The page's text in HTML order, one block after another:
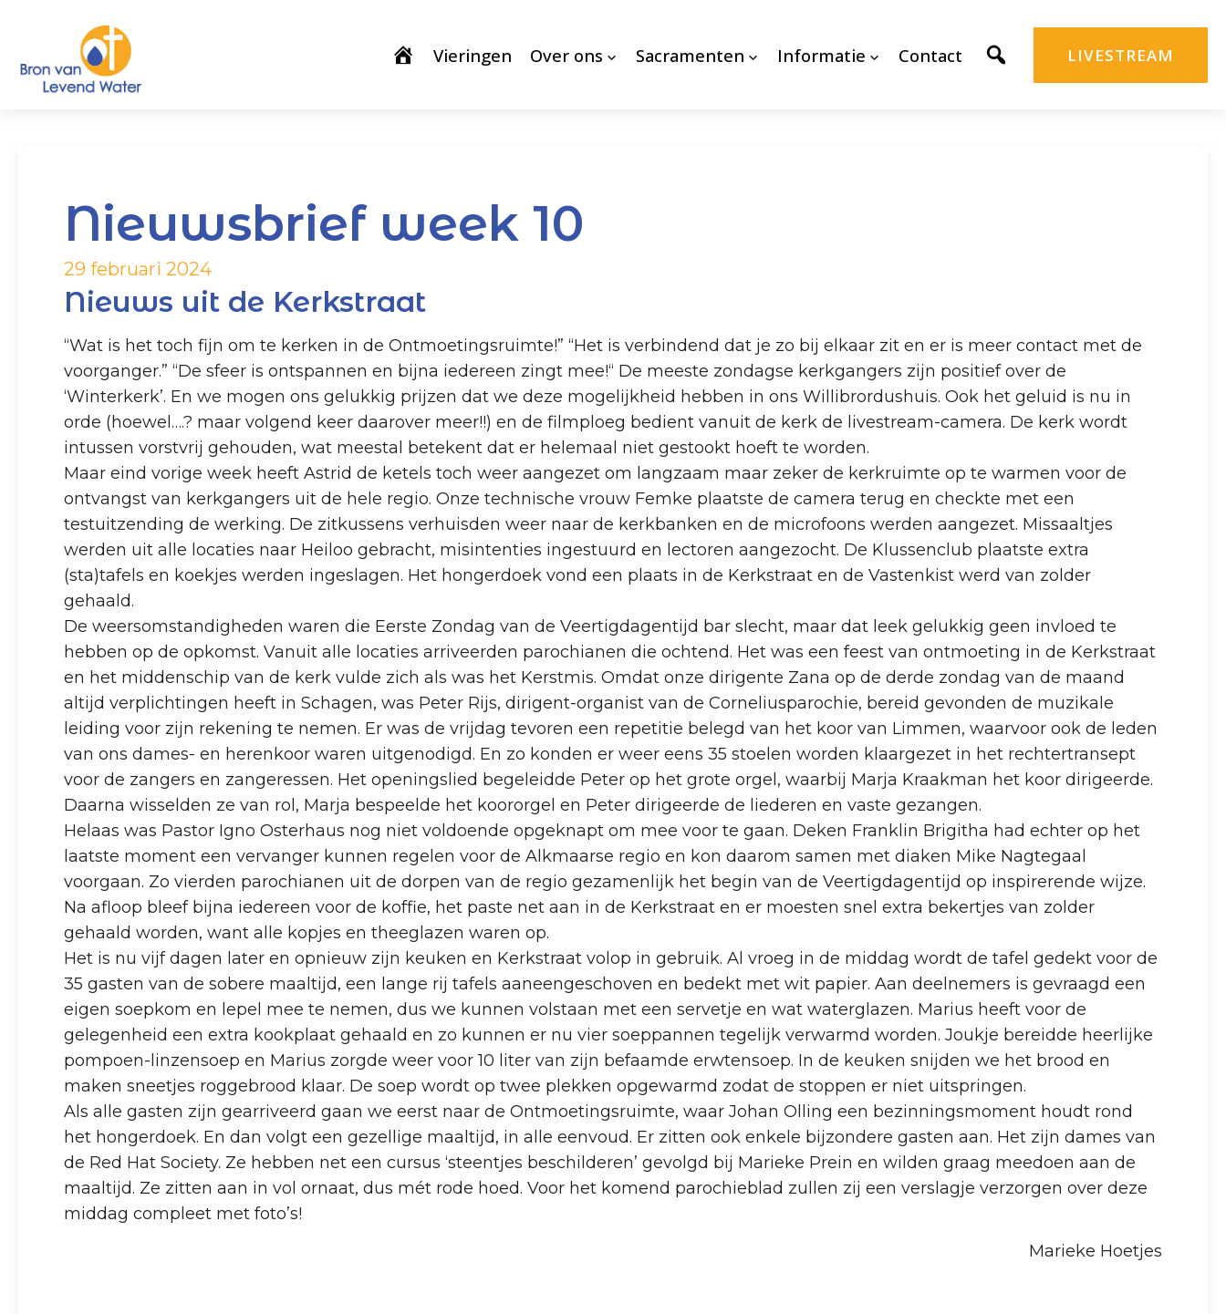
Vieringen Over ons Sacramenten Informatie Contact LIVESTREAM
Nieuwsbrief week 10
29 februari 2024
Nieuws uit de Kerkstraat
“Wat is het toch fijn om te kerken in de Ontmoetingsruimte!” “Het is verbindend dat je zo bij elkaar zit en er is meer contact met de
voorganger.” “De sfeer is ontspannen en bijna iedereen zingt mee!“ De meeste zondagse kerkgangers zijn positief over de
‘Winterkerk’. En we mogen ons gelukkig prijzen dat we deze mogelijkheid hebben in ons Willibrordushuis. Ook het geluid is nu in
orde (hoewel….? maar volgend keer daarover meer!!) en de filmploeg bedient vanuit de kerk de livestream-camera. De kerk wordt
intussen vorstvrij gehouden, wat meestal betekent dat er helemaal niet gestookt hoeft te worden.
Maar eind vorige week heeft Astrid de ketels toch weer aangezet om langzaam maar zeker de kerkruimte op te warmen voor de
ontvangst van kerkgangers uit de hele regio. Onze technische vrouw Femke plaatste de camera terug en checkte met een
testuitzending de werking. De zitkussens verhuisden weer naar de kerkbanken en de microfoons werden aangezet. Missaaltjes
werden uit alle locaties naar Heiloo gebracht, misintenties ingestuurd en lectoren aangezocht. De Klussenclub plaatste extra
(sta)tafels en koekjes werden ingeslagen. Het hongerdoek vond een plaats in de Kerkstraat en de Vastenkist werd van zolder
gehaald.
De weersomstandigheden waren die Eerste Zondag van de Veertigdagentijd bar slecht, maar dat leek gelukkig geen invloed te
hebben op de opkomst. Vanuit alle locaties arriveerden parochianen die ochtend. Het was een feest van ontmoeting in de Kerkstraat
en het middenschip van de kerk vulde zich als was het Kerstmis. Omdat onze dirigente Zana op de derde zondag van de maand
altijd verplichtingen heeft in Schagen, was Peter Rijs, dirigent-organist van de Corneliusparochie, bereid gevonden de muzikale
leiding voor zijn rekening te nemen. Er was de vrijdag tevoren een repetitie belegd van het koor van Limmen, waarvoor ook de leden
van ons dames- en herenkoor waren uitgenodigd. En zo konden er weer eens 35 stoelen worden klaargezet in het rechtertransept
voor de zangers en zangeressen. Het openingslied begeleidde Peter op het grote orgel, waarbij Marja Kraakman het koor dirigeerde.
Daarna wisselden ze van rol, Marja bespeelde het koororgel en Peter dirigeerde de liederen en vaste gezangen.
Helaas was Pastor Igno Osterhaus nog niet voldoende opgeknapt om mee voor te gaan. Deken Franklin Brigitha had echter op het
laatste moment een vervanger kunnen regelen voor de Alkmaarse regio en kon daarom samen met diaken Mike Nagtegaal
voorgaan. Zo vierden parochianen uit de dorpen van de regio gezamenlijk het begin van de Veertigdagentijd op inspirerende wijze.
Na afloop bleef bijna iedereen voor de koffie, het paste net aan in de Kerkstraat en er moesten snel extra bekertjes van zolder
gehaald worden, want alle kopjes en theeglazen waren op.
Het is nu vijf dagen later en opnieuw zijn keuken en Kerkstraat volop in gebruik. Al vroeg in de middag wordt de tafel gedekt voor de
35 gasten van de sobere maaltijd, een lange rij tafels aaneengeschoven en bedekt met wit papier. Aan deelnemers is gevraagd een
eigen soepkom en lepel mee te nemen, dus we kunnen volstaan met een servetje en wat waterglazen. Marius heeft voor de
gelegenheid een extra kookplaat gehaald en zo kunnen er nu vier soeppannen tegelijk verwarmd worden. Joukje bereidde heerlijke
pompoen-linzensoep en Marius zorgde weer voor 10 liter van zijn befaamde erwtensoep. In de keuken snijden we het brood en
maken sneetjes roggebrood klaar. De soep wordt op twee plekken opgewarmd zodat de stoppen er niet uitspringen.
Als alle gasten zijn gearriveerd gaan we eerst naar de Ontmoetingsruimte, waar Johan Olling een bezinningsmoment houdt rond
het hongerdoek. En dan volgt een gezellige maaltijd, in alle eenvoud. Er zitten ook enkele bijzondere gasten aan. Het zijn dames van
de Red Hat Society. Ze hebben net een cursus ‘steentjes beschilderen’ gevolgd bij Marieke Prein en wilden graag meedoen aan de
maaltijd. Ze zitten aan in vol ornaat, dus mét rode hoed. Voor het komend parochieblad zullen zij een verslagje verzorgen over deze
middag compleet met foto’s!
Marieke Hoetjes